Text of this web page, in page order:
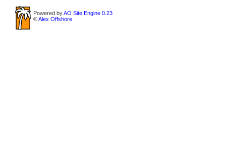
Powered byAO Site Engine 0.23
©Alex Offshore